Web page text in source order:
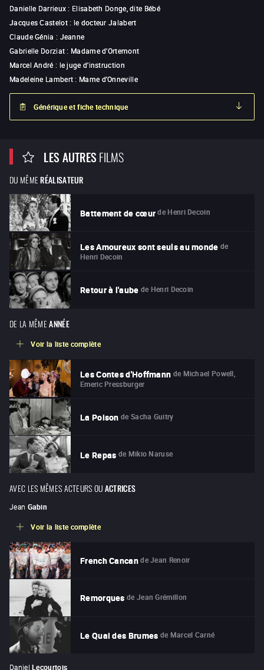
Danielle Darrieux: Elisabeth Donge, dite Bébé
Jacques Castelot: le docteur Jalabert
Claude Génia : Jeanne
Gabrielle Dorziat: Madame d'Ortemont
Marcel André : le juge d'instruction
Madeleine Lambert: Mame d'Onneville
Générique et fiche technique
LES AUTRESFILMS
DU MÊME RÉALISATEUR
Battement de cœur de Henri Decoin
Les Amoureux sont seuls au monde de
Henri Decoin
Retour à l'aube de Henri Decoin
DE LA MÊME ANNÉE
Voir la liste complète
Les Contes d'Hoffmann de Michael Powell,
Emeric Pressburger
La Poison de Sacha Guitry
Le Repas de Mikio Naruse
AVEC LES MÊMES ACTEURS OUACTRICES
Jean Gabin
Voir la liste complète
French Cancan de Jean Renoir
Remorques de Jean Grémillon
Le Quai des Brumes de Marcel Carné
Daniel Lecourtois